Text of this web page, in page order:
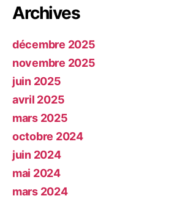
Archives
décembre 2025
novembre 2025
juin 2025
avril 2025
mars 2025
octobre 2024
juin 2024
mai 2024
mars 2024